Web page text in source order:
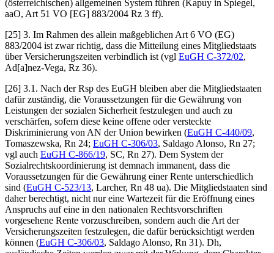
(österreichischen) allgemeinen System führen ( Kapuy in Spiegel ,
aaO, Art 51 VO [EG] 883/2004 Rz 3 ff).
[25] 3. Im Rahmen des allein maßgeblichen Art 6 VO (EG)
883/2004 ist zwar richtig, dass die Mitteilung eines Mitgliedstaats
über Versicherungszeiten verbindlich ist (vgl EuGH C-372/02,
Ad[a]nez-Vega, Rz 36).
[26] 3.1. Nach der Rsp des EuGH bleiben aber die Mitgliedstaaten
dafür zuständig, die Voraussetzungen für die Gewährung von
Leistungen der sozialen Sicherheit festzulegen und auch zu
verschärfen, sofern diese keine offene oder versteckte
Diskriminierung von AN der Union bewirken (EuGH C-440/09,
Tomaszewska, Rn 24; EuGH C-306/03, Saldago Alonso, Rn 27;
vgl auch EuGH C-866/19, SC, Rn 27). Dem System der
Sozialrechtskoordinierung ist demnach immanent, dass die
Voraussetzungen für die Gewährung einer Rente unterschiedlich
sind (EuGH C-523/13, Larcher, Rn 48 ua). Die Mitgliedstaaten sind
daher berechtigt, nicht nur eine Wartezeit für die Eröffnung eines
Anspruchs auf eine in den nationalen Rechtsvorschriften
vorgesehene Rente vorzuschreiben, sondern auch die Art der
Versicherungszeiten festzulegen, die dafür berücksichtigt werden
können (EuGH C-306/03, Saldago Alonso, Rn 31). Dh,